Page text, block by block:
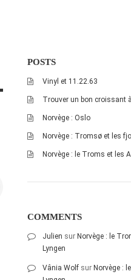
POSTS
Vinyl et 11.22.63
Trouver un bon croissant
Norvège : Oslo
Norvège : Tromsø et les
Norvège : le Troms et les
COMMENTS
Julien sur Norvège : le
Lyngen
Vânia Wolf sur Norvège :